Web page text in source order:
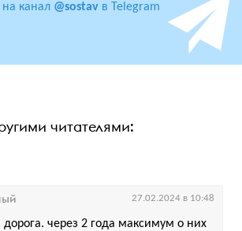
на канал @sostav в Telegram
читателями:
дорога. через 2 года максимум о них
27.02.2024 в 10:48